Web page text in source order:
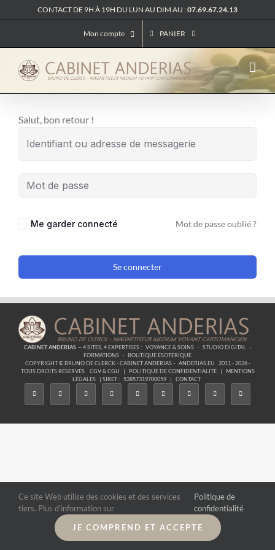
au
CONTACT DE 9H À 19H DU LUN AU DIM AU :07.69.67.24.13
Mon compte PANIER
Salut, bon retour !
Me garder connecté Mot de passe oublié ?
Se connecter
CABINET ANDERIAS— 4 SITES, 4 EXPERTISES : VOYANCE & SOINS · STUDIO DIGITAL
·
FORMATIONS · BOUTIQUE ÉSOTÉRIQUE
COPYRIGHT © BRUNO DE CLERCK - CABINET ANDERIAS - ANDERIAS.EU
2011 - 2026 -
TOUS DROITS RÉSERVÉS.
CGV & CGU | POLITIQUE DE CONFIDENTIALITÉ |
MENTIONS
LÉGALES
| SIRET : 53857319700059 | CONTACT
Ce site Web utilise des cookies et des services
tiers. Plus d'information sur
Politique de
confidentialité
JE COMPREND ET ACCEPTE